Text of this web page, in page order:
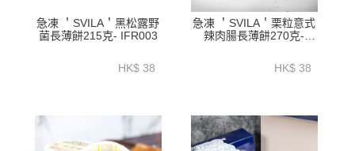
急凍 ＇SVILA＇黑松露野
菌長薄餅215克- IFR003
HK$ 38
急凍 ＇SVILA＇栗粒意式
辣肉腸長薄餅270克-
HK$ 38